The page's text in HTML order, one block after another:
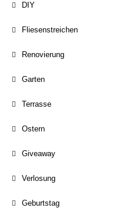
DIY
Fliesenstreichen
Renovierung
Garten
Terrasse
Ostern
Giveaway
Verlosung
Geburtstag